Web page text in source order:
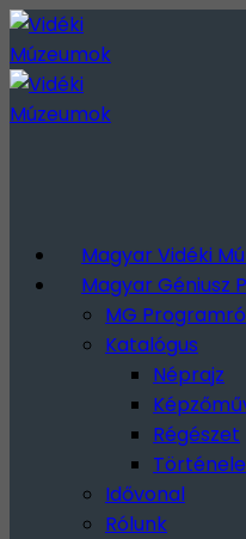
Magyar Vidéki
Magyar Géniusz
MG
Katalógus
Néprajz
Régészet
Idővonal
Rólunk